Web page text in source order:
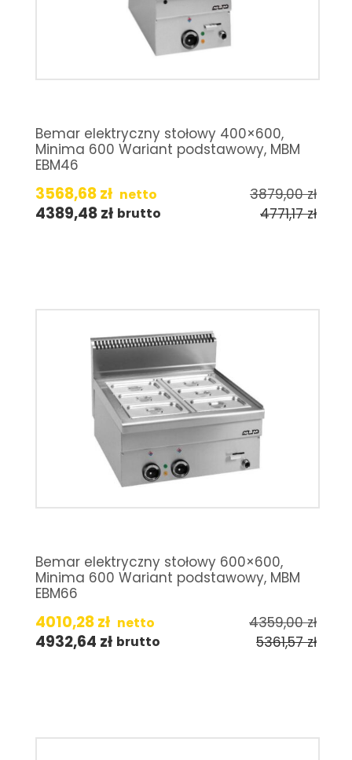
Bemar elektryczny stołowy 400×600,
Minima 600 Wariant podstawowy, MBM
EBM46
3568,68zł netto 3879,00zł
4389,48zł brutto 4771,17zł
Bemar elektryczny stołowy 600×600,
Minima 600 Wariant podstawowy, MBM
EBM66
4010,28zł netto 4359,00zł
4932,64 zł brutto 5361,57zł